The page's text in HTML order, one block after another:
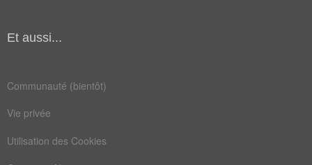
Et aussi...
Communauté (bientôt)
Vie privée
Utilisation des Cookies